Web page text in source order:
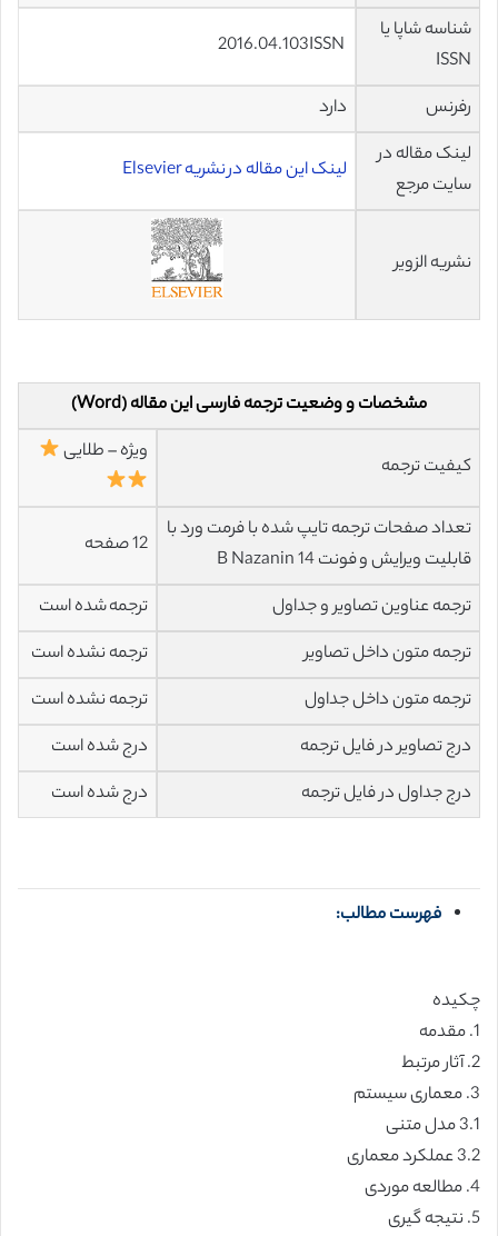
شناسه شاپا یا
ISSN
رفرنس
دارد
لینک مقاله در
سایت مرجع
لینک این مقاله در نشریه Elsevier
نشریه الزویر
مشخصات و وضعیت ترجمه فارسی این مقاله (Word)
کیفیت ترجمه
ویژه – طلایی
تعداد صفحات ترجمه تایپ شده با فرمت ورد با
قابلیت ویرایش و فونت 14 B Nazanin
12 صفحه
ترجمه عناوین تصاویر و جداول
ترجمه شده است
ترجمه متون داخل تصاویر
ترجمه نشده است
ترجمه متون داخل جداول
ترجمه نشده است
درج تصاویر در فایل ترجمه
درج شده است
درج جداول در فایل ترجمه
درج شده است
فهرست مطالب:
چکیده
1. مقدمه
2. آثار مرتبط
3. معماری سیستم
3.1 مدل متنی
3.2 عملکرد معماری
4. مطالعه موردی
5. نتیجه گیری